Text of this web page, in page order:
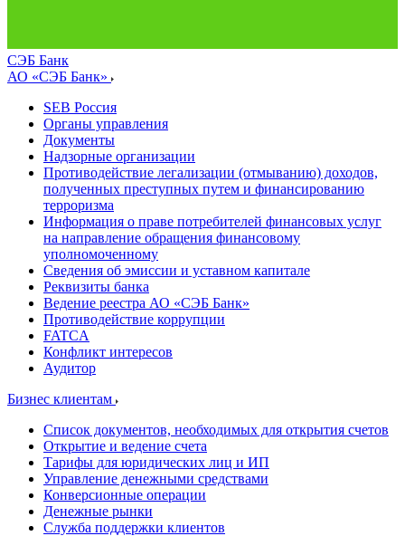
СЭБ Банк
АО «СЭБ Банк»
SEB Россия
Органы управления
Документы
Надзорные организации
Противодействие легализации (отмыванию) доходов,
полученных преступных путем и финансированию
терроризма
Информация о праве потребителей финансовых услуг
на направление обращения финансовому
уполномоченному
Сведения об эмиссии и уставном капитале
Реквизиты банка
Ведение реестра АО «СЭБ Банк»
Противодействие коррупции
FATCA
Конфликт интересов
Аудитор
Бизнес клиентам
Список документов, необходимых для открытия счетов
Открытие и ведение счета
Тарифы для юридических лиц и ИП
Управление денежными средствами
Конверсионные операции
Денежные рынки
Служба поддержки клиентов